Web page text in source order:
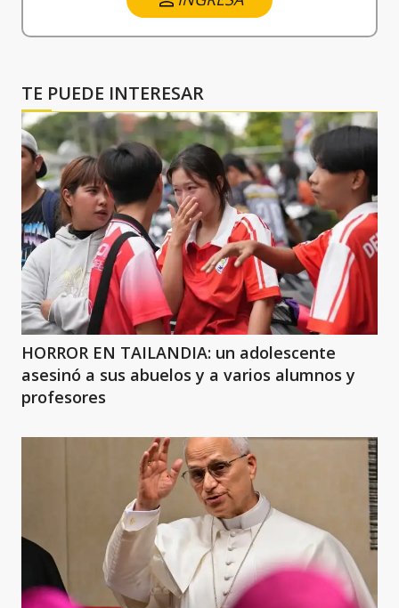
TE PUEDE INTERESAR
HORROR EN TAILANDIA: un adolescente
asesinó a sus abuelos y a varios alumnos y
profesores